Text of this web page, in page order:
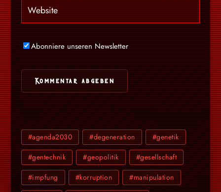
Abonniere unseren Newsletter
#agenda2030 #degeneration #genetik
#gentechnik #geopolitik #gesellschaft
#impfung #korruption #manipulation